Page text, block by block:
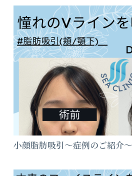
小顔脂肪吸引～症例のご紹介～